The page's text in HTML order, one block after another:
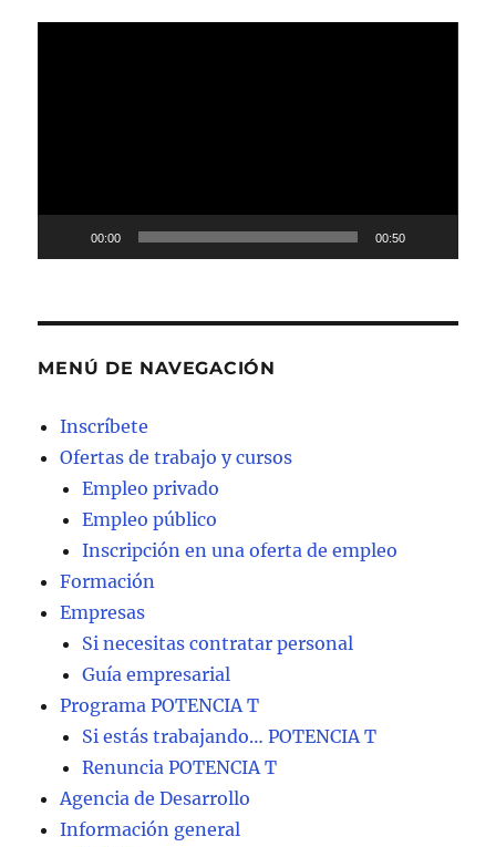
00:00 00:50
MENÚ DE NAVEGACIÓN
Inscríbete
Ofertas de trabajo y cursos
Empleo privado
Empleo público
Inscripción en una oferta de empleo
Formación
Empresas
Si necesitas contratar personal
Guía empresarial
Programa POTENCIA T
Si estás trabajando… POTENCIA T
Renuncia POTENCIA T
Agencia de Desarrollo
Información general